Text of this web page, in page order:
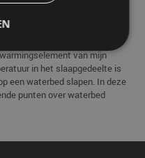
de beste temperatuur voor
van mijn
in het slaapgedeelte is
een waterbed slapen. In deze
punten over waterbed